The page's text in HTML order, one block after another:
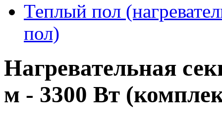
Теплый пол
пол)
Нагревательная
м - 3300 Вт